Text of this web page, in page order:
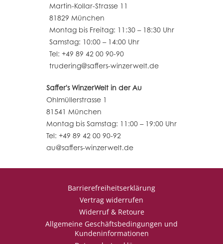
Martin-Kollar-Strasse 11
81829 München
Montag bis Freitag: 11:30 – 18:30 Uhr
Samstag: 10:00 – 14:00 Uhr
Tel: +49 89 42 00 90-90
trudering@saffers-winzerwelt.de
Saffer's WinzerWelt in der Au
Ohlmüllerstrasse 1
81541 München
Montag bis Samstag: 11:00 – 19:00 Uhr
Tel: +49 89 42 00 90-92
au@saffers-winzerwelt.de
Barrierefreiheitserklärung
Vertrag widerrufen
Widerruf & Retoure
Allgemeine Geschäftsbedingungen und
Kundeninformationen